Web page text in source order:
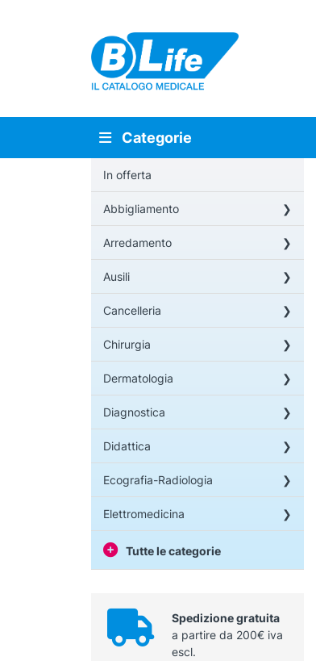
Vai al contenuto principale
Categorie
In offerta
Abbigliamento
Arredamento
Ausili
Cancelleria
Chirurgia
Dermatologia
Diagnostica
Didattica
Ecografia-Radiologia
Elettromedicina
Tutte le categorie
Spedizione gratuita
a partire da 200€ iva
escl.